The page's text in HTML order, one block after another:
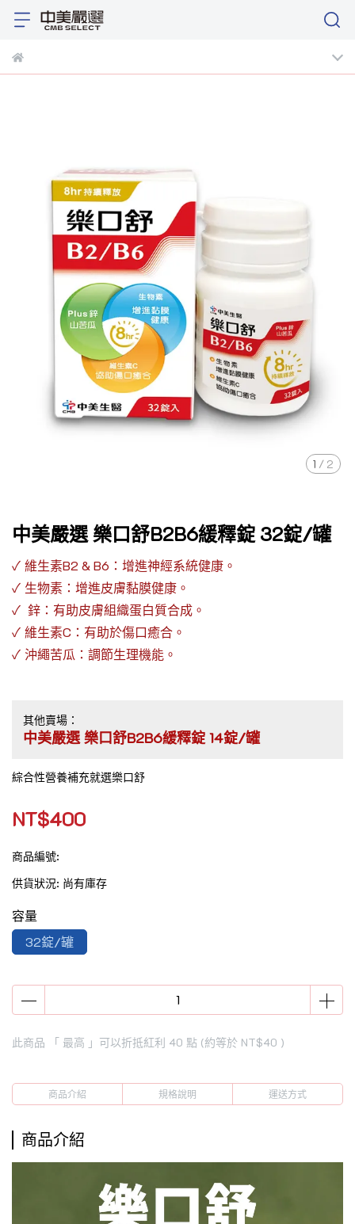
1 / 2
中美嚴選 樂口舒B2B6緩釋錠 32錠/罐
✓ 維生素B2 & B6：增進神經系統健康。
✓ 生物素：增進皮膚黏膜健康。
✓ 鋅：有助皮膚組織蛋白質合成。
✓ 維生素C：有助於傷口癒合。
✓ 沖繩苦瓜：調節生理機能。
其他賣場：
中美嚴選 樂口舒B2B6緩釋錠 14錠/罐
綜合性營養補充就選樂口舒
NT$400
商品編號:
供貨狀況: 尚有庫存
容量
32錠/罐
此商品 「 最高 」可以折抵紅利 40 點 (約等於 NT$40 )
商品介紹 規格說明 運送方式
商品介紹